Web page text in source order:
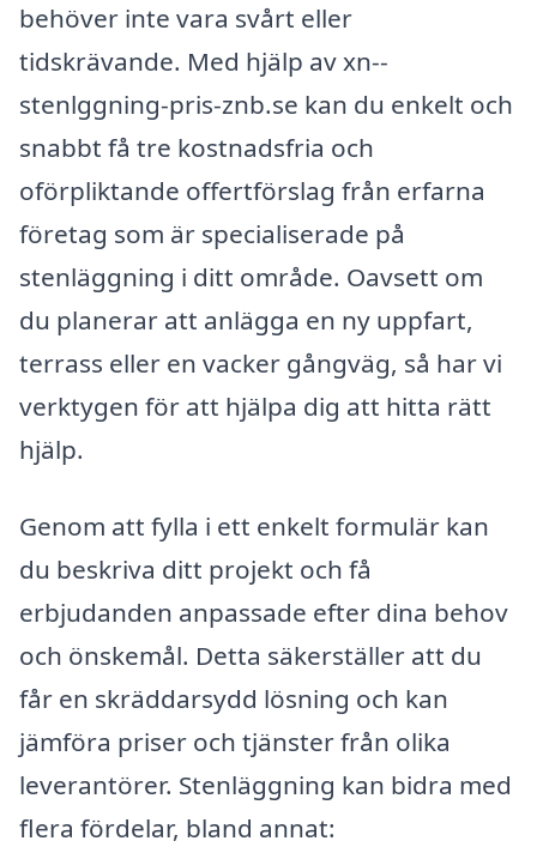
behöver inte vara svårt eller
tidskrävande. Med hjälp av xn--
stenlggning-pris-znb.se kan du enkelt och
snabbt få tre kostnadsfria och
oförpliktande offertförslag från erfarna
företag som är specialiserade på
stenläggning i ditt område. Oavsett om
du planerar att anlägga en ny uppfart,
terrass eller en vacker gångväg, så har vi
verktygen för att hjälpa dig att hitta rätt
hjälp.
Genom att fylla i ett enkelt formulär kan
du beskriva ditt projekt och få
erbjudanden anpassade efter dina behov
och önskemål. Detta säkerställer att du
får en skräddarsydd lösning och kan
jämföra priser och tjänster från olika
leverantörer. Stenläggning kan bidra med
flera fördelar, bland annat: